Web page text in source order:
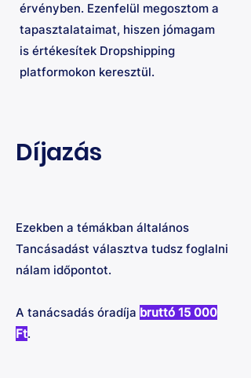
érvényben. Ezenfelül megosztom a
tapasztalataimat, hiszen jómagam
is értékesítek Dropshipping
platformokon keresztül.
Díjazás
Ezekben a témákban általános
Tancásadást választva tudsz foglalni
nálam időpontot.
A tanácsadás óradíja bruttó 15 000
Ft.